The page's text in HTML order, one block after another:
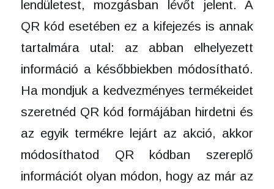
lendületest, mozgásban lévőt jelent. A
QR kód esetében ez a kifejezés is annak
tartalmára utal: az abban elhelyezett
információ a későbbiekben módosítható.
Ha mondjuk a kedvezményes termékeidet
szeretnéd QR kód formájában hirdetni és
az egyik termékre lejárt az akció, akkor
módosíthatod QR kódban szereplő
információt olyan módon, hogy az már az